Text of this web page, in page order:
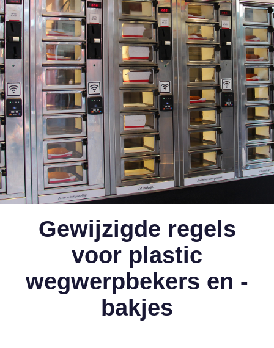
Gewijzigde regels
voor plastic
wegwerpbekers en -
bakjes